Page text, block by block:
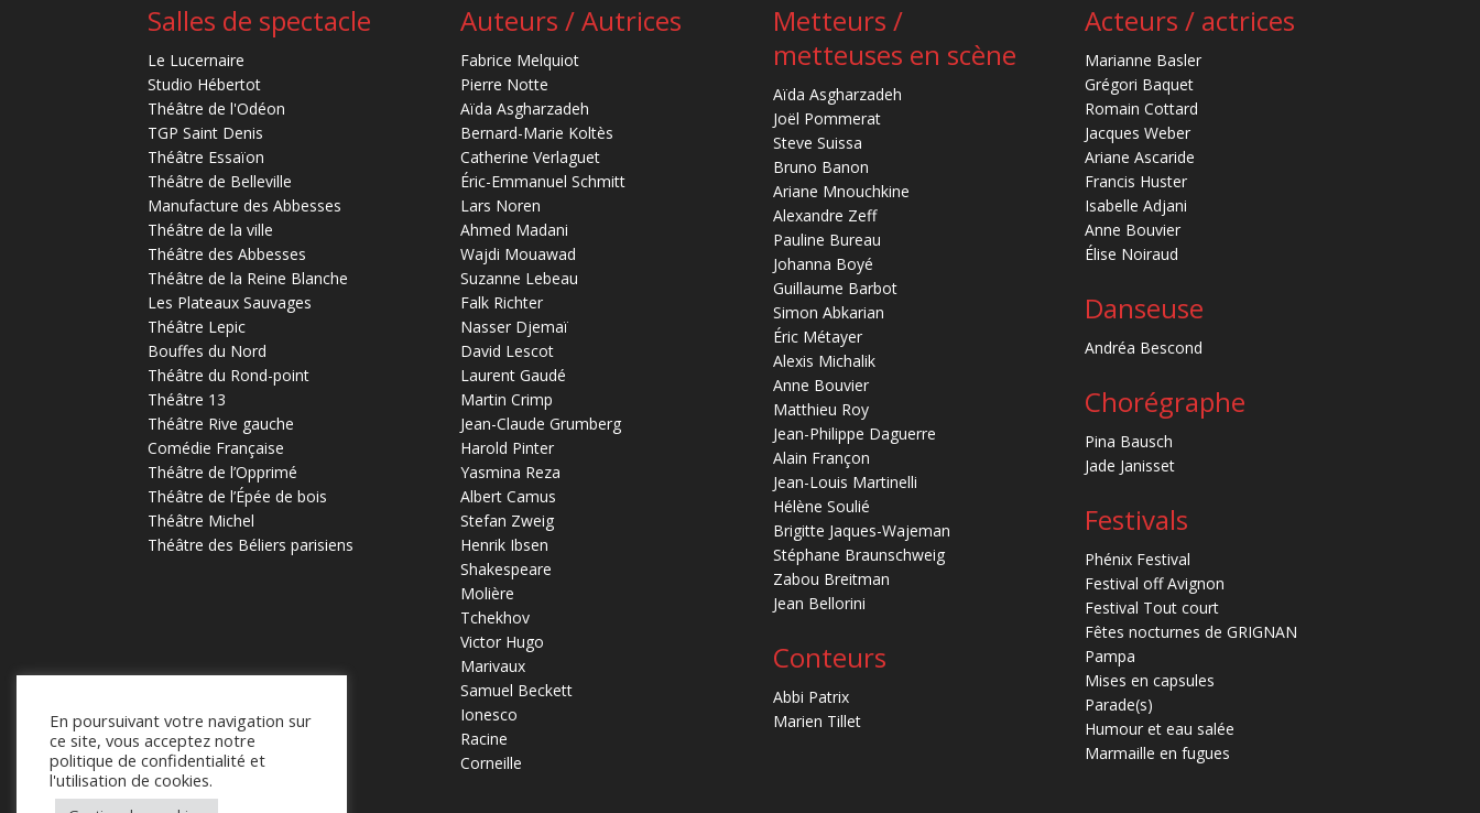
Salles de spectacle
Le Lucernaire
Studio Hébertot
Théâtre de l'Odéon
TGP Saint Denis
Théâtre Essaïon
Théâtre de Belleville
Manufacture des Abbesses
Théâtre de la ville
Théâtre des Abbesses
Théâtre de la Reine Blanche
Les Plateaux Sauvages
Théâtre Lepic
Bouffes du Nord
Théâtre du Rond-point
Théâtre 13
Théâtre Rive gauche
Comédie Française
Théâtre de l’Opprimé
Théâtre de l’Épée de bois
Théâtre Michel
Théâtre des Béliers parisiens
Auteurs / Autrices
Fabrice Melquiot
Pierre Notte
Aïda Asgharzadeh
Bernard-Marie Koltès
Catherine Verlaguet
Éric-Emmanuel Schmitt
Lars Noren
Ahmed Madani
Wajdi Mouawad
Suzanne Lebeau
Falk Richter
Nasser Djemaï
David Lescot
Laurent Gaudé
Martin Crimp
Jean-Claude Grumberg
Harold Pinter
Yasmina Reza
Albert Camus
Stefan Zweig
Henrik Ibsen
Shakespeare
Molière
Tchekhov
Victor Hugo
Marivaux
Samuel Beckett
Ionesco
Racine
Corneille
Metteurs /
metteuses en scène
Aïda Asgharzadeh
Joël Pommerat
Steve Suissa
Bruno Banon
Ariane Mnouchkine
Alexandre Zeff
Pauline Bureau
Johanna Boyé
Guillaume Barbot
Simon Abkarian
Éric Métayer
Alexis Michalik
Anne Bouvier
Matthieu Roy
Jean-Philippe Daguerre
Alain Françon
Jean-Louis Martinelli
Hélène Soulié
Brigitte Jaques-Wajeman
Stéphane Braunschweig
Zabou Breitman
Jean Bellorini
Conteurs
Abbi Patrix
Marien Tillet
Acteurs / actrices
Marianne Basler
Grégori Baquet
Romain Cottard
Jacques Weber
Ariane Ascaride
Francis Huster
Isabelle Adjani
Anne Bouvier
Élise Noiraud
Danseuse
Andréa Bescond
Chorégraphe
Pina Bausch
Jade Janisset
Festivals
Phénix Festival
Festival off Avignon
Festival Tout court
Fêtes nocturnes de GRIGNAN
Pampa
Mises en capsules
Parade(s)
Humour et eau salée
Marmaille en fugues
En poursuivant votre navigation sur
ce site, vous acceptez notre
politique de confidentialité et
l'utilisation de cookies.